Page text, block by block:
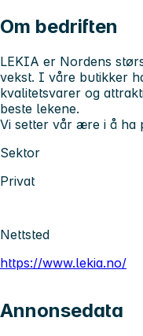
Om bedriften
LEKIA er Nordens
vekst. I våre butikker
kvalitetsvarer og
beste lekene.
Vi setter vår ære i å ha
Sektor
Privat
Nettsted
https://www.lekia.no/
Annonsedata